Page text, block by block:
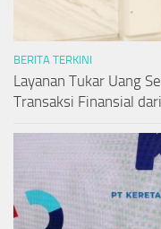
BERITA TERKINI
Layanan Tukar Uang
Transaksi Finansial